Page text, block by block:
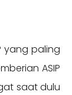
yang paling
ASIP
saat dulu